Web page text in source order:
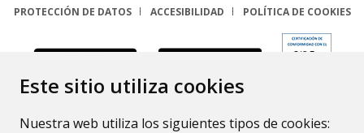
Este sitio utiliza cookies
Nuestra web utiliza los siguientes tipos de cookies:
PROTECCIÓN DE DATOS
ACCESIBILIDAD POLÍTICA DE COOKIES